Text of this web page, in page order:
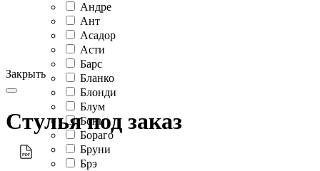
Андре
Ант
Асадор
Асти
Барс
Бланко
Блонди
Блум
Бони
Бораго
Бруни
Брэ
Закрыть
Стулья под заказ